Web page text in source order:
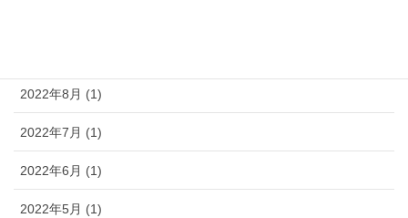
2022年8月 (1)
2022年7月 (1)
2022年6月 (1)
2022年5月 (1)